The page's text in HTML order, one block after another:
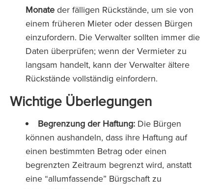
Monate der fälligen Rückstände, um sie von
einem früheren Mieter oder dessen Bürgen
einzufordern. Die Verwalter sollten immer die
Daten überprüfen; wenn der Vermieter zu
langsam handelt, kann der Verwalter ältere
Rückstände vollständig einfordern.
Wichtige Überlegungen
Begrenzung der Haftung: Die Bürgen
können aushandeln, dass ihre Haftung auf
einen bestimmten Betrag oder einen
begrenzten Zeitraum begrenzt wird, anstatt
eine “allumfassende” Bürgschaft zu